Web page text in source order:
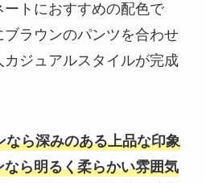
トにおすすめの配色で
ラウンのパンツを合わせ
ジュアルスタイルが完成
なら深みのある上品な印象
ら明るく柔らかい雰囲気